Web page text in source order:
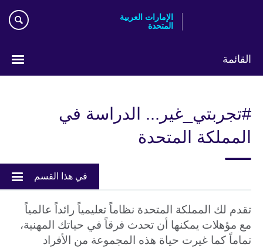
الإمارات العربية
المتحدة
القائمة
#تجربتي_غير... الدراسة في
المملكة المتحدة
في هذا القسم
تقدم لك المملكة المتحدة نظاماً تعليمياً رائداً عالمياً
مع مؤهلات يمكنها أن تحدث فرقاً في حياتك المهنية،
تماماً كما غيرت حياة هذه المجموعة من الأفراد